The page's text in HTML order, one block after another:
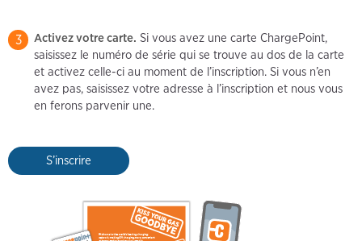
3 Activez votre carte. Si vous avez une carte ChargePoint,
saisissez le numéro de série qui se trouve au dos de la carte
et activez celle-ci au moment de l’inscription. Si vous n’en
avez pas, saisissez votre adresse à l’inscription et nous vous
en ferons parvenir une.
S’inscrire